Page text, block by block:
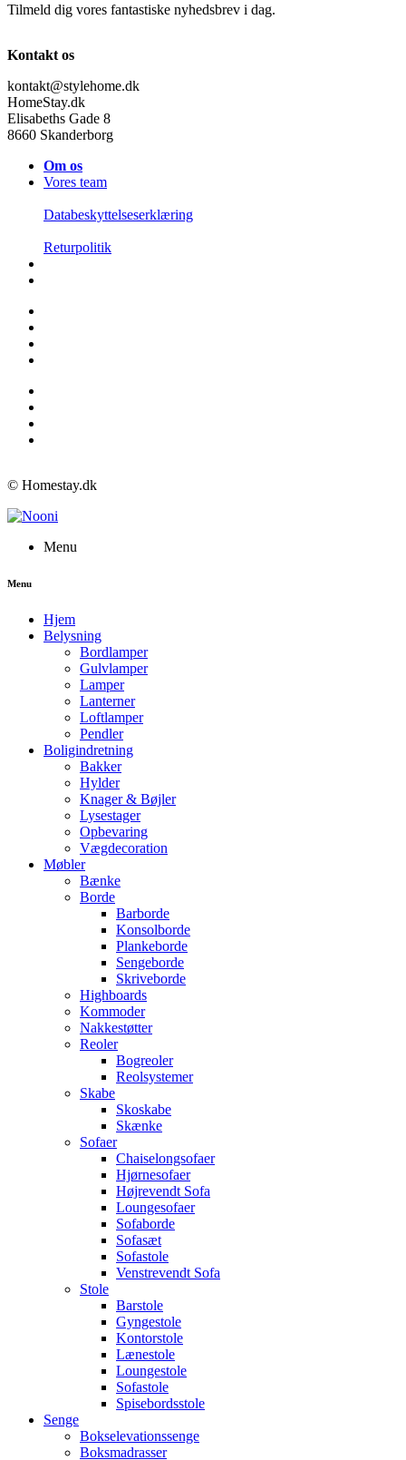
Tilmeld dig vores fantastiske nyhedsbrev i dag.
Kontakt os
kontakt@stylehome.dk
HomeStay.dk
Elisabeths Gade 8
8660 Skanderborg
Om os
Vores team
Databeskyttelseserklæring
Returpolitik
© Homestay.dk
Menu
Menu
Hjem
Belysning
Bordlamper
Gulvlamper
Lamper
Lanterner
Loftlamper
Pendler
Boligindretning
Bakker
Hylder
Knager & Bøjler
Lysestager
Opbevaring
Vægdecoration
Møbler
Bænke
Borde
Barborde
Konsolborde
Plankeborde
Sengeborde
Skriveborde
Highboards
Kommoder
Nakkestøtter
Reoler
Bogreoler
Reolsystemer
Skabe
Skoskabe
Skænke
Sofaer
Chaiselongsofaer
Hjørnesofaer
Højrevendt Sofa
Loungesofaer
Sofaborde
Sofasæt
Sofastole
Venstrevendt Sofa
Stole
Barstole
Gyngestole
Kontorstole
Lænestole
Loungestole
Sofastole
Spisebordsstole
Senge
Bokselevationssenge
Boksmadrasser